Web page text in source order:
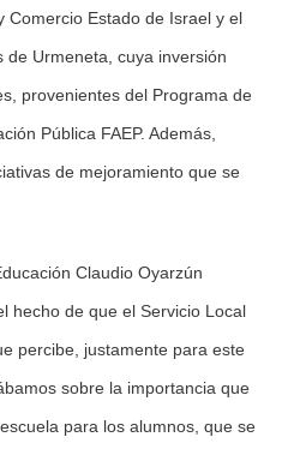
Comercio Estado de Israel y el
de Urmeneta, cuya inversión
provenientes del Programa de
Pública FAEP. Además,
de mejoramiento que se
Claudio Oyarzún
hecho de que el Servicio Local
percibe, justamente para este
sobre la importancia que
para los alumnos, que se